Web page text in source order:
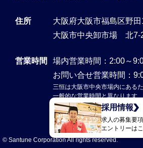
採用情報
求人の募集要項
エントリーは
住所
大阪府大阪市福島区野
大阪市中央卸市場 北7-
営業時間
場内営業時間：2:00～
お問い合せ営業時間：
三恒は大阪市中央市場内にある
一般的な営業時間と異なります
© Santune Corporation All rights reserved.